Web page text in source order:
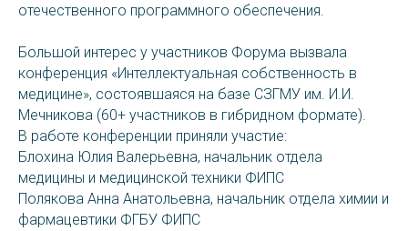
отечественного программного обеспечения.
Большой интерес у участников Форума вызвала
конференция «Интеллектуальная собственность в
медицине», состоявшаяся на базе СЗГМУ им. И.И.
Мечникова (60+ участников в гибридном формате).
В работе конференции приняли участие:
Блохина Юлия Валерьевна, начальник отдела
медицины и медицинской техники ФИПС
Полякова Анна Анатольевна, начальник отдела химии и
фармацевтики ФГБУ ФИПС